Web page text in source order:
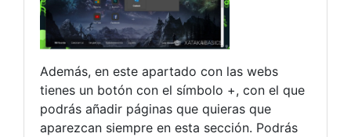
Además, en este apartado con las webs
tienes un botón con el símbolo +, con el que
podrás añadir páginas que quieras que
aparezcan siempre en esta sección. Podrás